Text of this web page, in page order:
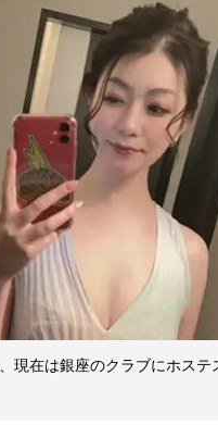
現在は銀座のクラブにホステ